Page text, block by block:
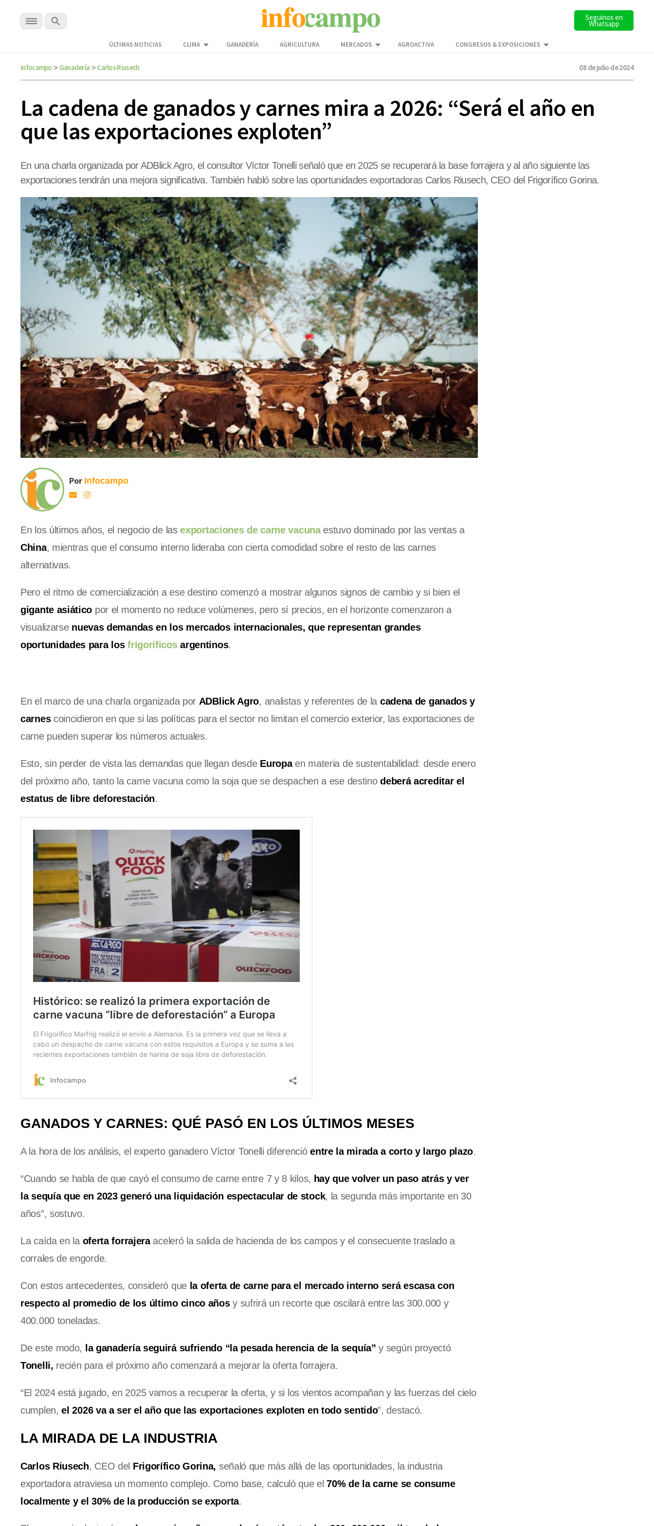
Seguinos en
Whatsapp
ÚLTIMAS NOTICIAS CLIMA GANADERÍA AGRICULTURA MERCADOS AGROACTIVA CONGRESOS & EXPOSICIONES
Infocampo > Ganadería > Carlos Riusech 08 de julio de 2024
La cadena de ganados y carnes mira a 2026: “Será el año en
que las exportaciones exploten”
En una charla organizada por ADBlick Agro, el consultor Víctor Tonelli señaló que en 2025 se recuperará la base forrajera y al año siguiente las
exportaciones tendrán una mejora significativa. También habló sobre las oportunidades exportadoras Carlos Riusech, CEO del Frigorífico Gorina.
Por Infocampo
En los últimos años, el negocio de lasexportaciones de carne vacunaestuvo dominado por las ventas a
China, mientras que el consumo interno lideraba con cierta comodidad sobre el resto de las carnes
alternativas.
Pero el ritmo de comercialización a ese destino comenzó a mostrar algunos signos de cambio y si bien el
gigante asiático por el momento no reduce volúmenes, pero sí precios, en el horizonte comenzaron a
visualizarse nuevas demandas en los mercados internacionales, que representan grandes
oportunidades para losfrigoríficosargentinos.
En el marco de una charla organizada por ADBlick Agro, analistas y referentes de la cadena de ganados y
carnescoincidieron en que si las políticas para el sector no limitan el comercio exterior, las exportaciones de
carne pueden superar los números actuales.
Esto, sin perder de vista las demandas que llegan desde Europaen materia de sustentabilidad: desde enero
del próximo año, tanto la carne vacuna como la soja que se despachen a ese destinodeberá acreditar el
estatus de libre deforestación.
GANADOS Y CARNES: QUÉ PASÓ EN LOS ÚLTIMOS MESES
A la hora de los análisis, el experto ganadero Víctor Tonelli diferencióentre la mirada a corto y largo plazo.
“Cuando se habla de que cayó el consumo de carne entre 7 y 8 kilos, hay que volver un paso atrás y ver
la sequía que en 2023 generó una liquidación espectacular de stock, la segunda más importante en 30
años”, sostuvo.
La caída en laoferta forrajeraaceleró la salida de hacienda de los campos y el consecuente traslado a
corrales de engorde.
Con estos antecedentes, consideró que la oferta de carne para el mercado interno será escasa con
respecto al promedio de los último cinco añosy sufrirá un recorte que oscilará entre las 300.000 y
400.000 toneladas.
De este modo, la ganadería seguirá sufriendo “la pesada herencia de la sequía” y según proyectó
Tonelli, recién para el próximo año comenzará a mejorar la oferta forrajera.
“El 2024 está jugado, en 2025 vamos a recuperar la oferta, y si los vientos acompañan y las fuerzas del cielo
cumplen,el 2026 va a ser el año que las exportaciones exploten en todo sentido”, destacó.
LA MIRADA DE LA INDUSTRIA
Carlos Riusech, CEO del Frigorífico Gorina, señaló que más allá de las oportunidades, la industria
exportadora atraviesa un momento complejo. Como base, calculó que el 70% de la carne se consume
localmente y el 30% de la producción se exporta.